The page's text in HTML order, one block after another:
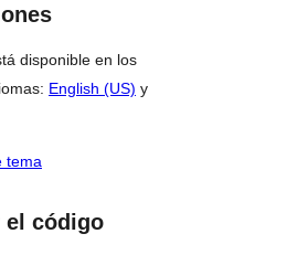
disponible en los
English (US) y
tema
el código